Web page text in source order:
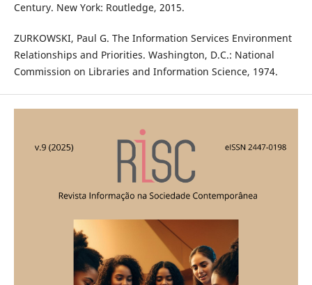
Century. New York: Routledge, 2015.
ZURKOWSKI, Paul G. The Information Services Environment
Relationships and Priorities. Washington, D.C.: National
Commission on Libraries and Information Science, 1974.